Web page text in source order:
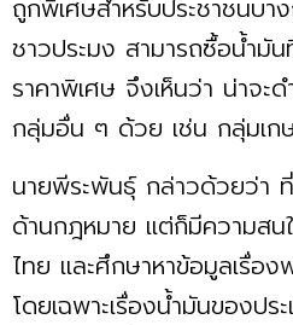
ถูกพิเศษสำหรับประชาชนบ
ชาวประมง สามารถซื้อน้ำมัน
ราคาพิเศษ จึงเห็นว่า น่าจะ
กลุ่มอื่น ๆ ด้วย เช่น กลุ่มเก
นายพีระพันธุ์ กล่าวด้วยว่า
ด้านกฎหมาย แต่ก็มีความสน
ไทย และศึกษาหาข้อมูลเรื่อ
โดยเฉพาะเรื่องน้ำมันของปร